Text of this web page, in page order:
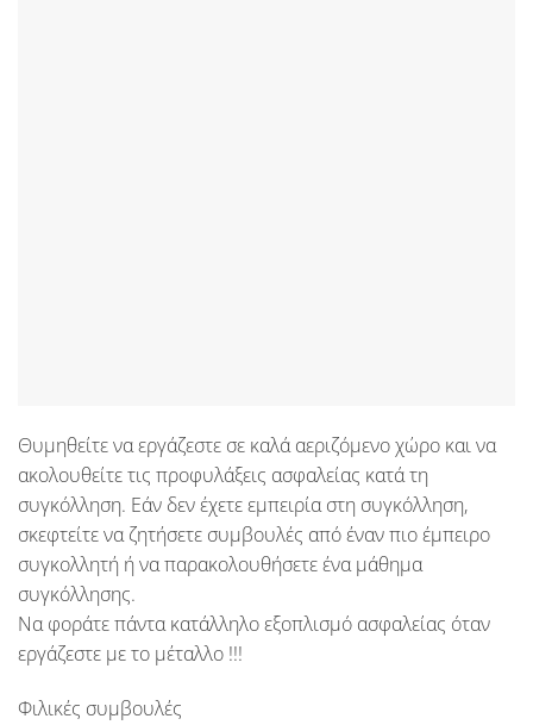
Θυμηθείτε να εργάζεστε σε καλά αεριζόμενο χώρο και να
ακολουθείτε τις προφυλάξεις ασφαλείας κατά τη
συγκόλληση. Εάν δεν έχετε εμπειρία στη συγκόλληση,
σκεφτείτε να ζητήσετε συμβουλές από έναν πιο έμπειρο
συγκολλητή ή να παρακολουθήσετε ένα μάθημα
συγκόλλησης.
Να φοράτε πάντα κατάλληλο εξοπλισμό ασφαλείας όταν
εργάζεστε με το μέταλλο !!!
Φιλικές συμβουλές